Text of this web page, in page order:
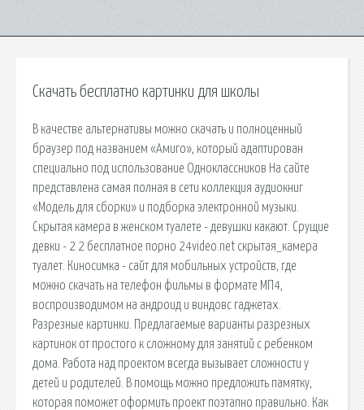
Скачать бесплатно картинки для школы
В качестве альтернативы можно скачать и полноценный
браузер под названием «Амиго», который адаптирован
специально под использование Одноклассников На сайте
представлена самая полная в сети коллекция аудиокниг
«Модель для сборки» и подборка электронной музыки.
Скрытая камера в женском туалете - девушки какают. Срущие
девки - 2 2 бесплатное порно 24video.net скрытая_камера
туалет. Киносимка - сайт для мобильных устройств, где
можно скачать на телефон фильмы в формате МП4,
воспроизводимом на андроид и виндовс гаджетах.
Разрезные картинки. Предлагаемые варианты разрезных
картинок от простого к сложному для занятий с ребенком
дома. Работа над проектом всегда вызывает сложности у
детей и родителей. В помощь можно предложить памятку,
которая поможет оформить проект поэтапно правильно. Как